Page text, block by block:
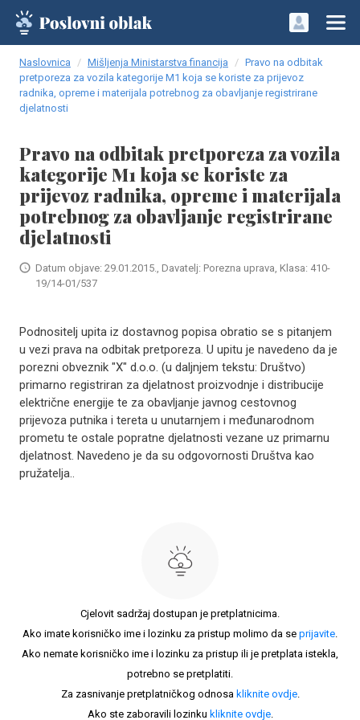
Naslovnica Mišljenja Ministarstva financija
Pravo na odbitak
pretporeza za vozila kategorije M1 koja se koriste za prijevoz
radnika, opreme i materijala potrebnog za obavljanje registrirane
djelatnosti
Pravo na odbitak pretporeza za vozila
kategorije M1 koja se koriste za
prijevoz radnika, opreme i materijala
potrebnog za obavljanje registrirane
djelatnosti
Datum objave: 29.01.2015., Davatelj: Porezna uprava, Klasa: 410-
19/14-01/537
Podnositelj upita iz dostavnog popisa obratio se s pitanjem
u vezi prava na odbitak pretporeza. U upitu je navedeno da je
porezni obveznik "X" d.o.o. (u daljnjem tekstu: Društvo)
primarno registriran za djelatnost proizvodnje i distribucije
električne energije te za obavljanje javnog cestovnog
prijevoza putnika i tereta u unutarnjem i međunarodnom
prometu te ostale popratne djelatnosti vezane uz primarnu
djelatnost. Navedeno je da su odgovornosti Društva kao
pružatelja..
Cjelovit sadržaj dostupan je pretplatnicima.
Ako imate korisničko ime i lozinku za pristup molimo da se prijavite.
Ako nemate korisničko ime i lozinku za pristup ili je pretplata istekla,
potrebno se pretplatiti.
Za zasnivanje pretplatničkog odnosa kliknite ovdje.
Ako ste zaboravili lozinku kliknite ovdje.